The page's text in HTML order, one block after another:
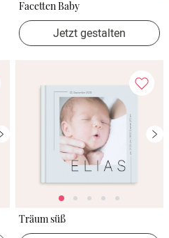
Facetten Baby
Jetzt gestalten
Träum süß